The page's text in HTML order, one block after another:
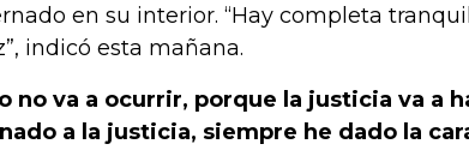
en su interior. “Hay completa
indicó esta mañana.
no va a ocurrir, porque la justicia va a
a la justicia, siempre he dado la